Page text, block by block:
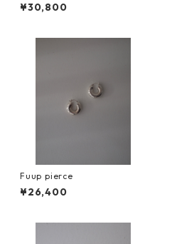
¥30,800
Fuup pierce
¥26,400